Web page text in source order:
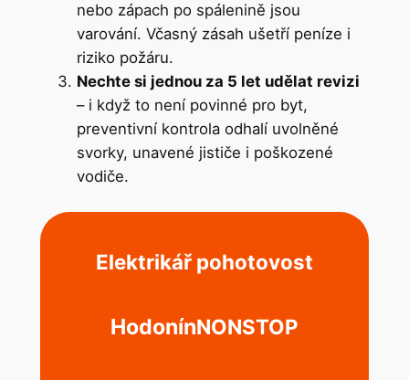
nebo zápach po spálenině jsou
varování. Včasný zásah ušetří peníze i
riziko požáru.
Nechte si jednou za 5 let udělat revizi
– i když to není povinné pro byt,
preventivní kontrola odhalí uvolněné
svorky, unavené jističe i poškozené
vodiče.
Elektrikář pohotovost
HodonínNONSTOP